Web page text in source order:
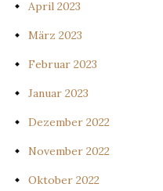
April 2023
März 2023
Februar 2023
Januar 2023
Dezember 2022
November 2022
Oktober 2022